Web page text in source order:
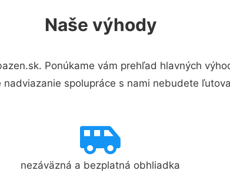
Naše výhody
Ponúkame vám prehľad hlavných
nadviazanie spolupráce s nami nebudete
nezáväzná a bezplatná obhliadka